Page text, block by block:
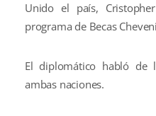
Unido el país,
programa de Becas
El diplomático habló de
ambas naciones.